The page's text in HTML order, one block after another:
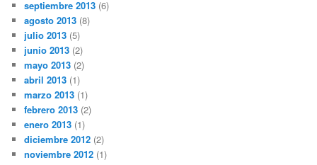
septiembre 2013 (6)
agosto 2013 (8)
julio 2013 (5)
junio 2013 (2)
mayo 2013 (2)
abril 2013 (1)
marzo 2013 (1)
febrero 2013 (2)
enero 2013 (1)
diciembre 2012 (2)
noviembre 2012 (1)